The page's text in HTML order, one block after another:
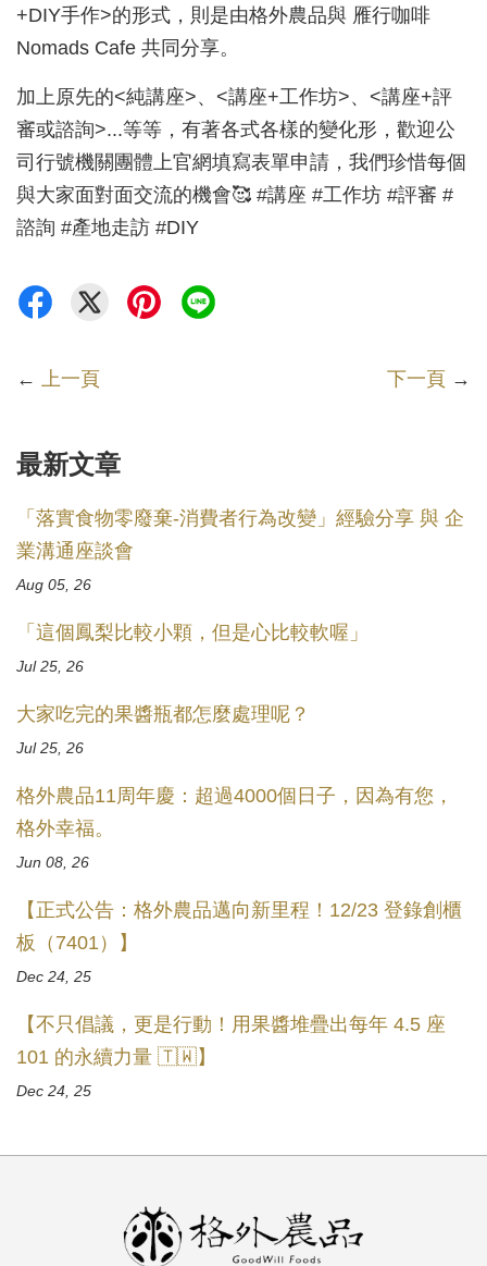
+DIY手作>的形式，則是由格外農品與 雁行咖啡
Nomads Cafe 共同分享。
加上原先的<純講座>、<講座+工作坊>、<講座+評
審或諮詢>...等等，有著各式各樣的變化形，歡迎公
司行號機關團體上官網填寫表單申請，我們珍惜每個
與大家面對面交流的機會🥰 #講座 #工作坊 #評審 #
諮詢 #產地走訪 #DIY
← 上一頁 下一頁 →
最新文章
「落實食物零廢棄-消費者行為改變」經驗分享 與 企
業溝通座談會
Aug 05, 26
「這個鳳梨比較小顆，但是心比較軟喔」
Jul 25, 26
大家吃完的果醬瓶都怎麼處理呢？
Jul 25, 26
格外農品11周年慶：超過4000個日子，因為有您，
格外幸福。
Jun 08, 26
【正式公告：格外農品邁向新里程！12/23 登錄創櫃
板（7401）】
Dec 24, 25
【不只倡議，更是行動！用果醬堆疊出每年 4.5 座
101 的永續力量 🇹🇼】
Dec 24, 25